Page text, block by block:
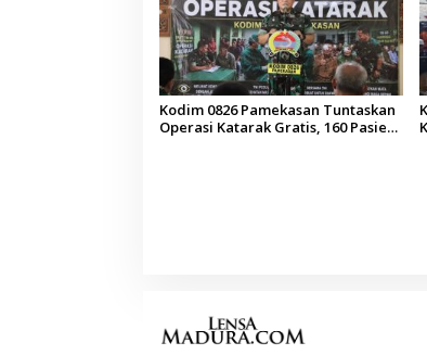
Kodim 0826 Pamekasan Tuntaskan
Operasi Katarak Gratis, 160 Pasien